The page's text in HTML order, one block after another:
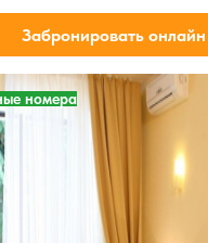
Забронировать онлайн
номера